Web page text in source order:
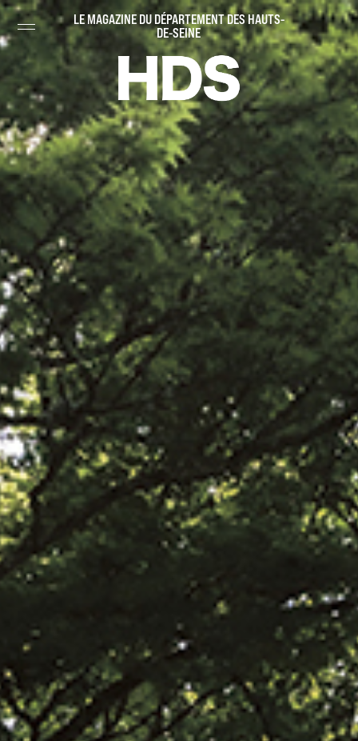
LE MAGAZINE DU DÉPARTEMENT DES HAUTS-
DE-SEINE